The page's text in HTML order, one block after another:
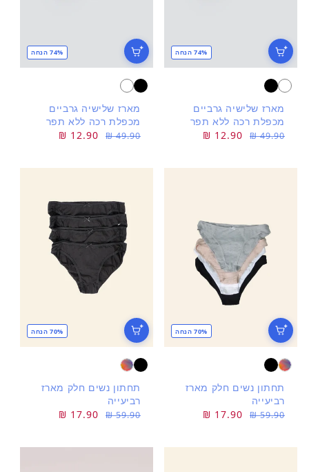
74% הנחה
מארז שלישיה גרביים
מכפלת רכה ללא תפר
מחיר
49.90 ₪
מחיר
12.90 ₪
74% הנחה
מארז שלישיה גרביים
מכפלת רכה ללא תפר
מחיר
49.90 ₪
מחיר
12.90 ₪
70% הנחה
תחתון נשים חלק מארז
רביעייה
מחיר
59.90 ₪
מחיר
17.90 ₪
70% הנחה
תחתון נשים חלק מארז
רביעייה
מחיר
59.90 ₪
מחיר
17.90 ₪